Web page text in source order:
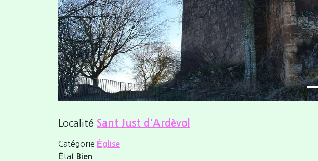
Localité Sant Just d'Ardèvol
Catégorie Église
État Bien